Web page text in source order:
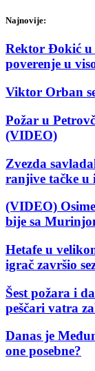
Najnovije:
Rektor Đokić u
poverenje u
Viktor Orban
Požar u
(VIDEO)
Zvezda
ranjive tačke u
(VIDEO)
bije sa
Hetafe u
igrač završio
Šest požara i
peščari vatra
Danas je
one posebne?